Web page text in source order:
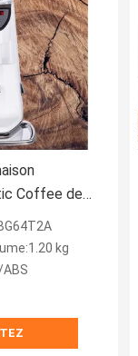
Coffee de
de
kg